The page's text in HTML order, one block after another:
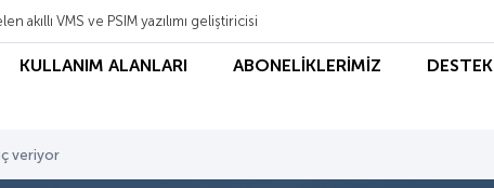
akıllı VMS ve PSIM yazılımı geliştiricisi
KULLANIM ALANLARI ABONELİKLERİMİZ DESTEK
veriyor